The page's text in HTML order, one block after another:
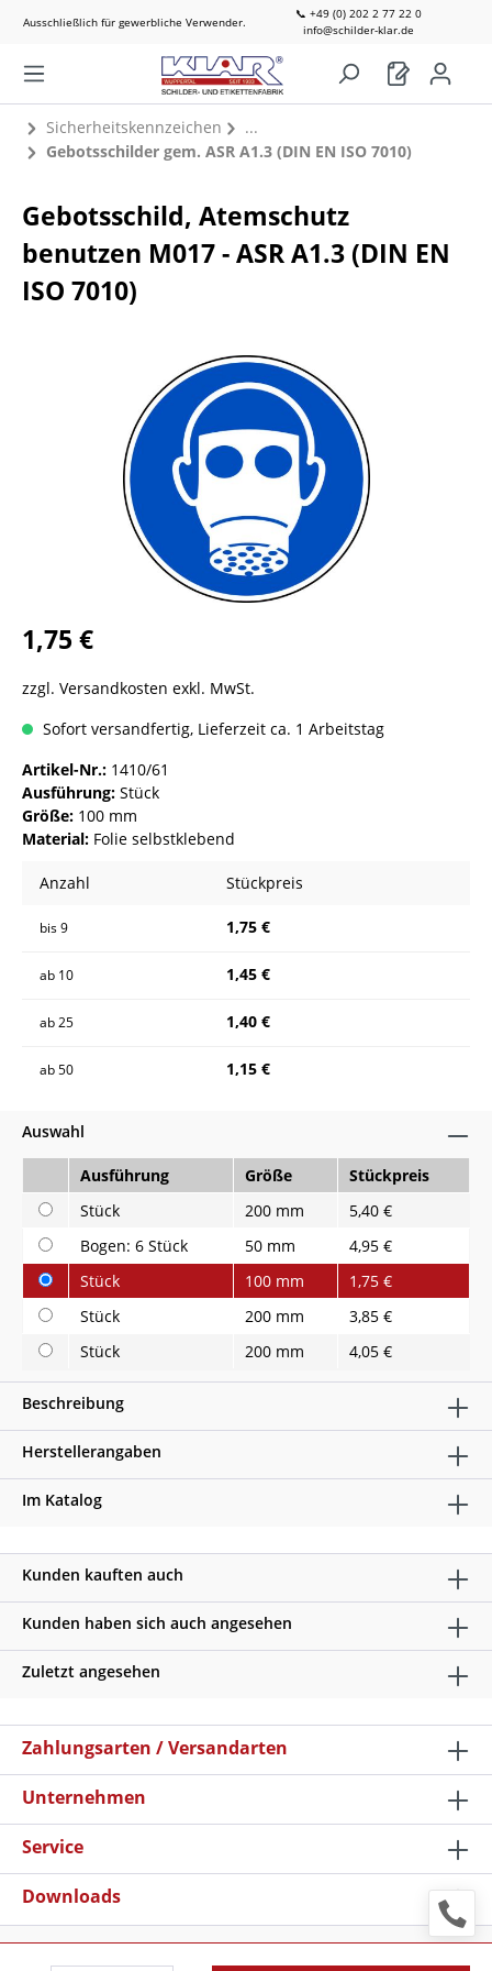
Ausschließlich für gewerbliche Verwender.
📞 +49 (0) 202 2 77 22 0
info@schilder-klar.de
Sicherheitskennzeichen
Gebotsschilder gem. ASR A1.3 (DIN EN ISO 7010)
Gebotsschild, Atemschutz
benutzen M017 - ASR A1.3 (DIN EN
ISO 7010)
1,75 €
zzgl. Versandkosten exkl. MwSt.
Sofort versandfertig, Lieferzeit ca. 1 Arbeitstag
Artikel-Nr.: 1410/61
Ausführung: Stück
Größe: 100 mm
Material: Folie selbstklebend
Anzahl Stückpreis
bis9 1,75 €
ab 10 1,45 €
ab25 1,40 €
ab50 1,15 €
Auswahl
Ausführung Größe
Stückpreis
Stück
200 mm
5,40 €
Bogen: 6 Stück
50 mm
4,95 €
Stück
100 mm
1,75 €
Stück
200 mm
3,85 €
Stück
200 mm 4,05 €
Beschreibung
Herstellerangaben
Im Katalog
Kunden kauften auch
Kunden haben sich auch angesehen
Zuletzt angesehen
Zahlungsarten / Versandarten
Unternehmen
Service
Downloads